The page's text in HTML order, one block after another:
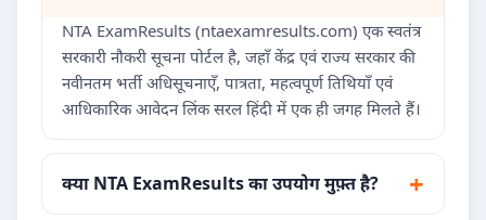
NTA ExamResults (ntaexamresults.com) एक स्वतंत्र
सरकारी नौकरी सूचना पोर्टल है, जहाँ केंद्र एवं राज्य सरकार की
नवीनतम भर्ती अधिसूचनाएँ, पात्रता, महत्वपूर्ण तिथियाँ एवं
आधिकारिक आवेदन लिंक सरल हिंदी में एक ही जगह मिलते हैं।
क्या NTA ExamResults का उपयोग मुफ़्त है?